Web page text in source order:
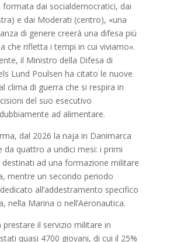
dai socialdemocratici, dai
e dai Moderati (centro), «una
di genere creerà una difesa più
che rifletta i tempi in cui viviamo».
il Ministro della Difesa di
Lund Poulsen ha citato le nuove
clima di guerra che si respira in
del suo esecutivo
ad alimentare.
dal 2026 la naja in Danimarca
da quattro a undici mesi: i primi
destinati ad una formazione militare
mentre un secondo periodo
all’addestramento specifico
nella Marina o nell’Aeronautica.
il servizio militare in
quasi 4700 giovani, di cui il 25%